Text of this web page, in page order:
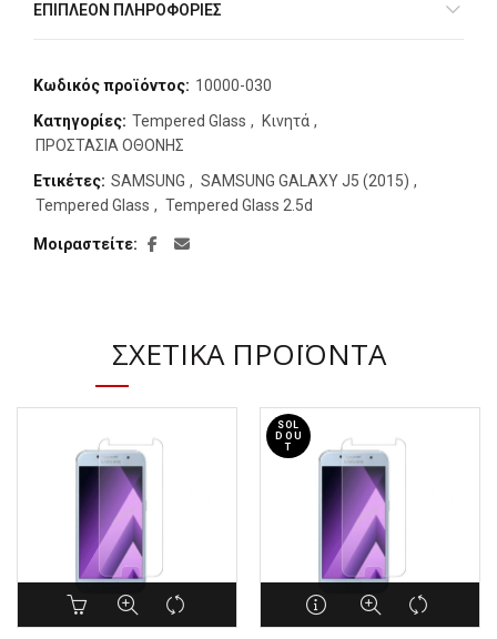
ΕΠΙΠΛΈΟΝ ΠΛΗΡΟΦΟΡΊΕΣ
Κωδικός προϊόντος: 10000-030
Κατηγορίες: Tempered Glass , Κινητά ,
ΠΡΟΣΤΑΣΙΑ ΟΘΟΝΗΣ
Ετικέτες: SAMSUNG , SAMSUNG GALAXY J5 (2015) ,
Tempered Glass , Tempered Glass 2.5d
Μοιραστείτε
ΣΧΕΤΙΚΆ ΠΡΟΪΌΝΤΑ
SOL
D OU
T